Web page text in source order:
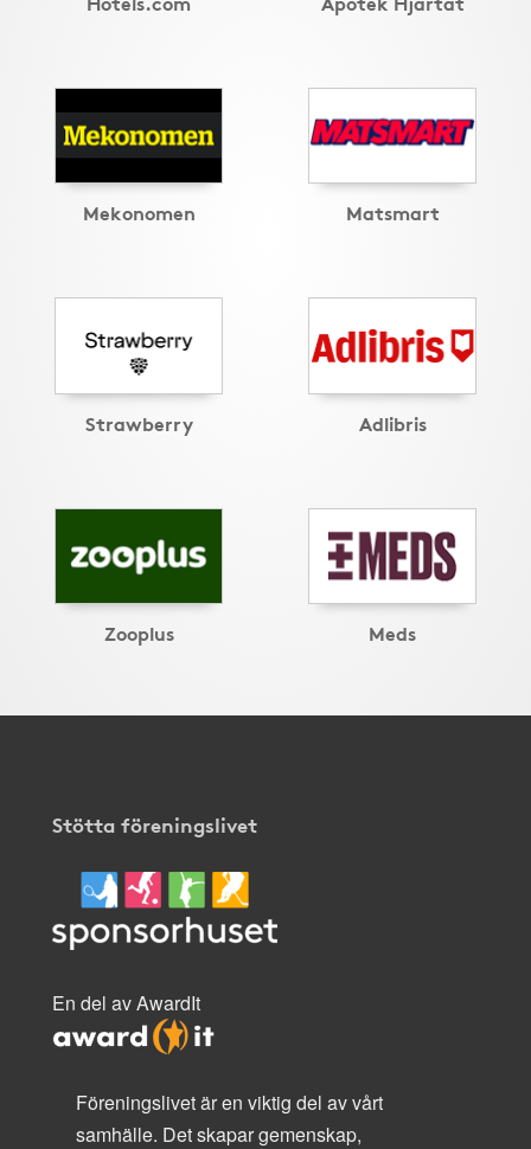
Mekonomen Matsmart
Strawberry Adlibris
Zooplus Meds
Stötta föreningslivet
En del av AwardIt
Föreningslivet är en viktig del av vårt
samhälle. Det skapar gemenskap,